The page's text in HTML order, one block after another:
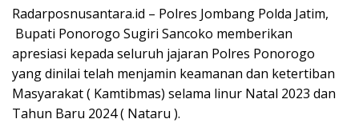
Radarposnusantara.id – Polres Jombang Polda Jatim,
Bupati Ponorogo Sugiri Sancoko memberikan
apresiasi kepada seluruh jajaran Polres Ponorogo
yang dinilai telah menjamin keamanan dan ketertiban
Masyarakat ( Kamtibmas) selama linur Natal 2023 dan
Tahun Baru 2024 ( Nataru ).